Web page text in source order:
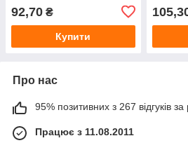
92,70 ₴
Купити
Про нас
95% позитивних з 267 відгуків за
Працює з 11.08.2011